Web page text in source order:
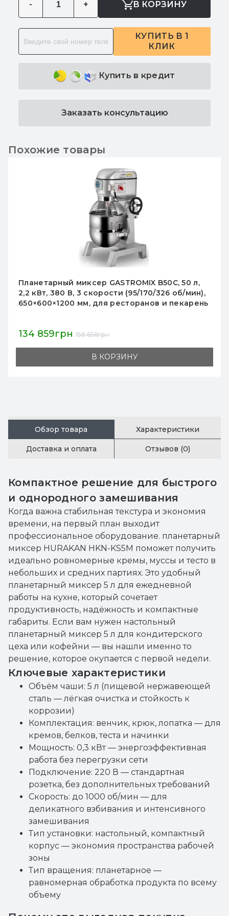
- + В КОРЗИНУ
КУПИТЬ В 1
КЛИК
Купить в кредит
Заказать консультацию
Похожие товары
Планетарный миксер 7 л Hurakan HKN-KS7M,
350 Вт, 220 В, нерж. чаша, венчик/лопатка/
крюк, крашеный металл, 235×380×405 мм, для
18 414грн 21 664грн
В КОРЗИНУ
Обзор товара Характеристики
Доставка и оплата Отзывов (0)
Компактное решение для быстрого
и однородного замешивания
Когда важна стабильная текстура и экономия
времени, на первый план выходит
профессиональное оборудование. планетарный
миксер HURAKAN HKN-KS5M поможет получить
идеально ровномерные кремы, муссы и тесто в
небольших и средних партиях. Это удобный
планетарный миксер 5 л для ежедневной
работы на кухне, который сочетает
продуктивность, надёжность и компактные
габариты. Если вам нужен настольный
планетарный миксер 5 л для кондитерского
цеха или кофейни — вы нашли именно то
решение, которое окупается с первой недели.
Ключевые характеристики
Объём чаши: 5 л (пищевой нержавеющей
сталь — лёгкая очистка и стойкость к
коррозии)
Комплектация: венчик, крюк, лопатка — для
кремов, белков, теста и начинки
Мощность: 0,3 кВт — энергоэффективная
работа без перегрузки сети
Подключение: 220 В — стандартная
розетка, без дополнительных требований
Скорость: до 1000 об/мин — для
деликатного взбивания и интенсивного
замешивания
Тип установки: настольный, компактный
корпус — экономия пространства рабочей
зоны
Тип вращения: планетарное —
равномерная обработка продукта по всему
объему